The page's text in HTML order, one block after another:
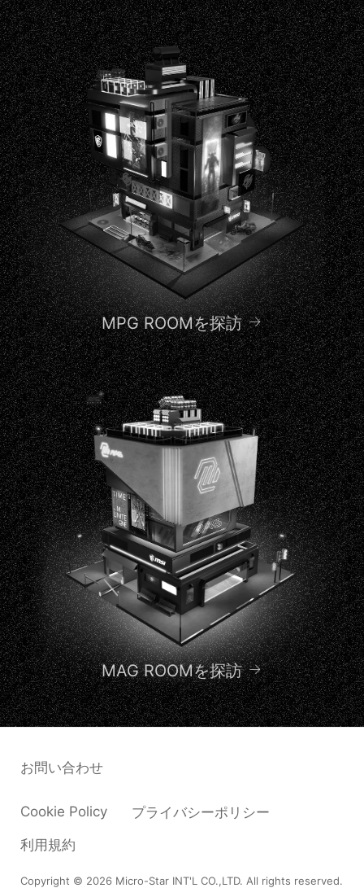
MPG ROOMを探訪
MAG ROOMを探訪
Copyright © 2026 Micro-Star INT'L CO.,LTD. All rights reserved.
Cookie Policy
プライバシーポリシー
利用規約
お問い合わせ